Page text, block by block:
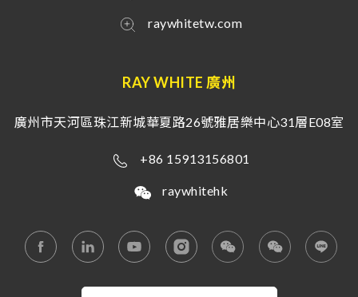
raywhitetw.com
RAY WHITE 廣州
廣州市天河區珠江新城華夏路26號雅居樂中心31層E08室
+86 15913156801
raywhitehk